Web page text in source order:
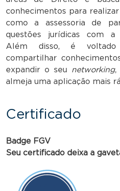
conhecimentos para
como a assessoria de
questões jurídicas com a
Além disso, é
compartilhar
expandir o seu networking,
almeja uma aplicação mais
Certificado
Badge FGV
Seu certificado deixa a